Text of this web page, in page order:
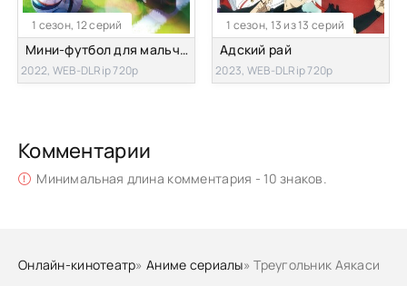
1 сезон, 12 серий
Мини-футбол для мальчиков
2022, WEB-DLRip 720p
1 сезон, 13 из 13 серий
Адский рай
2023, WEB-DLRip 720p
Комментарии
Минимальная длина комментария - 10 знаков.
Онлайн-кинотеатр»Аниме сериалы» Треугольник Аякаси